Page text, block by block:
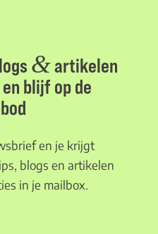
&artikelen
blijf op de
en je krijgt
blogs en artikelen
in je mailbox.